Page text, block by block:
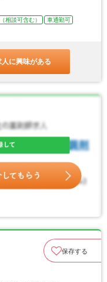
相談可含む）
車通勤可
人に興味がある
保存する